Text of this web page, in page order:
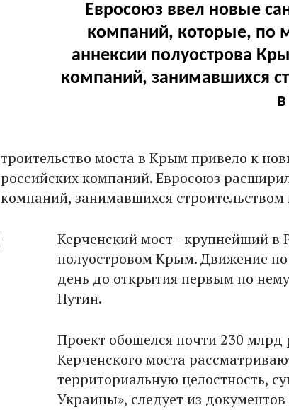
Евросоюз ввел новые
компаний, которые, по
аннексии полуострова
компаний, занимавшихся
троительство моста в Крым привело к
российских компаний. Евросоюз
компаний, занимавшихся
Керченский мост - крупнейший в
полуостровом Крым. Движение
день до открытия первым по
Путин.
Проект обошелся почти 230 млрд
Керченского моста
территориальную целостность,
Украины», следует из документов